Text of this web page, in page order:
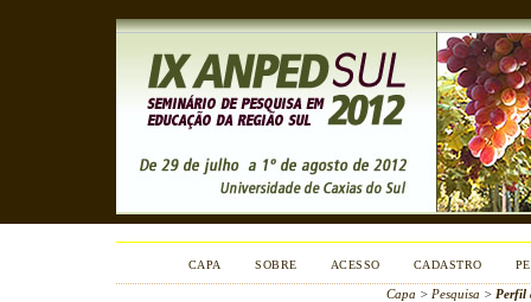
CAPA SOBRE ACESSO CADASTRO
Capa > Pesquisa > Perfil